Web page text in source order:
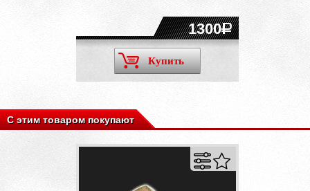
1300
Купить
С этим товаром покупают